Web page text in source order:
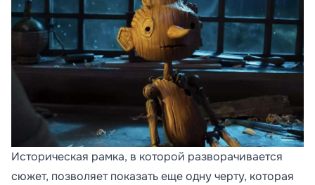
Историческая рамка, в которой разворачивается
сюжет, позволяет показать еще одну черту, которая